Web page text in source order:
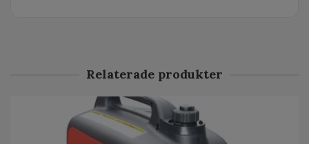
Relaterade produkter